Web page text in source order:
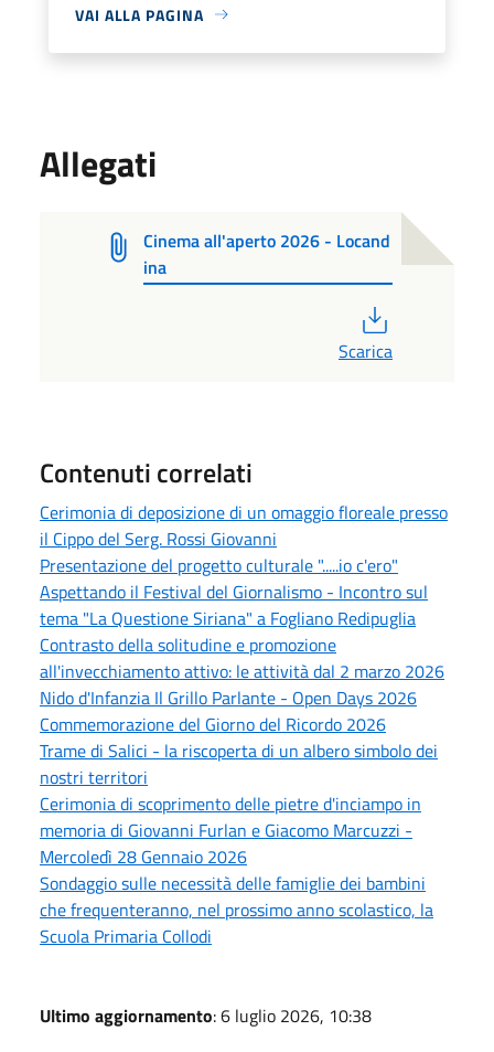
VAI ALLA PAGINA
Allegati
Cinema all'aperto 2026 - Locand
ina
Scarica
Contenuti correlati
Cerimonia di deposizione di un omaggio floreale presso
il Cippo del Serg. Rossi Giovanni
Presentazione del progetto culturale ".....io c'ero"
Aspettando il Festival del Giornalismo - Incontro sul
tema "La Questione Siriana" a Fogliano Redipuglia
Contrasto della solitudine e promozione
all'invecchiamento attivo: le attività dal 2 marzo 2026
Nido d'Infanzia Il Grillo Parlante - Open Days 2026
Commemorazione del Giorno del Ricordo 2026
Trame di Salici - la riscoperta di un albero simbolo dei
nostri territori
Cerimonia di scoprimento delle pietre d'inciampo in
memoria di Giovanni Furlan e Giacomo Marcuzzi -
Mercoledì 28 Gennaio 2026
Sondaggio sulle necessità delle famiglie dei bambini
che frequenteranno, nel prossimo anno scolastico, la
Scuola Primaria Collodi
Ultimo aggiornamento: 6 luglio 2026, 10:38